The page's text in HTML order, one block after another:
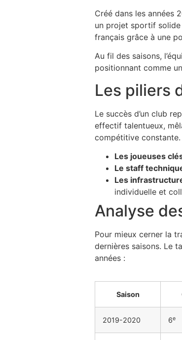
Créé dans les années
un projet sportif solide
français grâce à une
Au fil des saisons,
positionnant comme
Les piliers
Le succès d’un club
effectif talentueux,
compétitive constante.
Les joueuses
Le staff
Les
individuelle et
Analyse
Pour mieux cerner la
dernières saisons. Le
années :
Saison
2019-2020 6e